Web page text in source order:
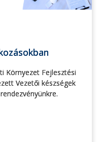
Környezet Fejlesztési
Vezetői készségek